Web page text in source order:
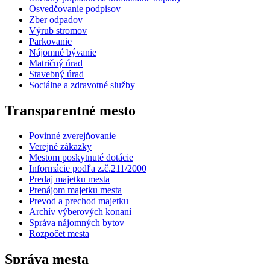
Osvedčovanie podpisov
Zber odpadov
Výrub stromov
Parkovanie
Nájomné bývanie
Matričný úrad
Stavebný úrad
Sociálne a zdravotné služby
Transparentné mesto
Povinné zverejňovanie
Verejné zákazky
Mestom poskytnuté dotácie
Informácie podľa z.č.211/2000
Predaj majetku mesta
Prenájom majetku mesta
Prevod a prechod majetku
Archív výberových konaní
Správa nájomných bytov
Rozpočet mesta
Správa mesta